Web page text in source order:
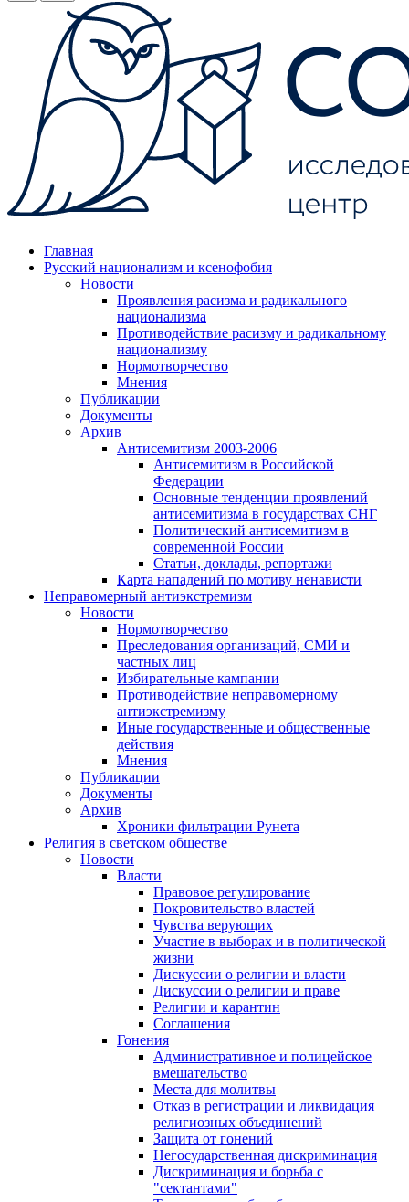
Главная
Русский национализм и ксенофобия
Новости
Проявления расизма и радикального
национализма
Противодействие расизму и радикальному
национализму
Нормотворчество
Мнения
Публикации
Документы
Архив
Антисемитизм 2003-2006
Антисемитизм в Российской
Федерации
Основные тенденции проявлений
антисемитизма в государствах СНГ
Политический антисемитизм в
современной России
Статьи, доклады, репортажи
Карта нападений по мотиву ненависти
Неправомерный антиэкстремизм
Новости
Нормотворчество
Преследования организаций, СМИ и
частных лиц
Избирательные кампании
Противодействие неправомерному
антиэкстремизму
Иные государственные и общественные
действия
Мнения
Публикации
Документы
Архив
Хроники фильтрации Рунета
Религия в светском обществе
Новости
Власти
Правовое регулирование
Покровительство властей
Чувства верующих
Участие в выборах и в политической
жизни
Дискуссии о религии и власти
Дискуссии о религии и праве
Религии и карантин
Соглашения
Гонения
Административное и полицейское
вмешательство
Места для молитвы
Отказ в регистрации и ликвидация
религиозных объединений
Защита от гонений
Негосударственная дискриминация
Дискриминация и борьба с
"сектантами"